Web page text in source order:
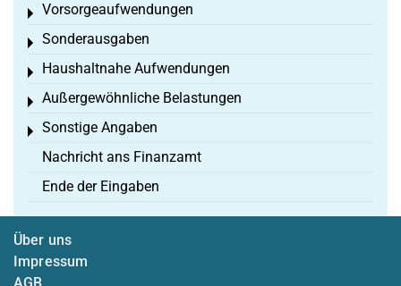
Vorsorgeaufwendungen
Toggle menu
Sonderausgaben
Toggle menu
Haushaltnahe Aufwendungen
Toggle menu
Außergewöhnliche Belastungen
Toggle menu
Sonstige Angaben
Toggle menu
Nachricht ans Finanzamt
Ende der Eingaben
Über uns
Impressum